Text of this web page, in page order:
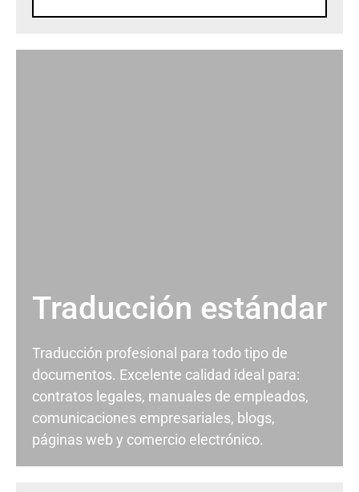
Traducción estándar
Traducción profesional para todo tipo de
documentos. Excelente calidad ideal para:
contratos legales, manuales de empleados,
comunicaciones empresariales, blogs,
páginas web y comercio electrónico.